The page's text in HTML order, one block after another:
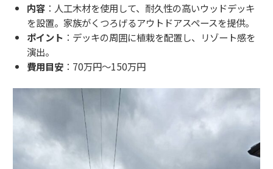
内容 ：人工木材を使用して、耐久性の高いウッドデッキ
を設置。家族がくつろげるアウトドアスペースを提供。
ポイント ：デッキの周囲に植栽を配置し、リゾート感を
演出。
費用目安 ：70万円～150万円